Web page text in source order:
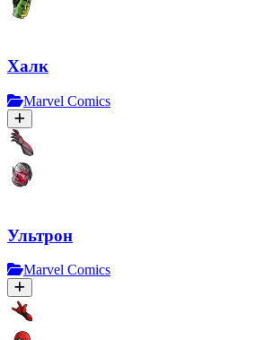
Халк
Marvel Comics
Ультрон
Marvel Comics